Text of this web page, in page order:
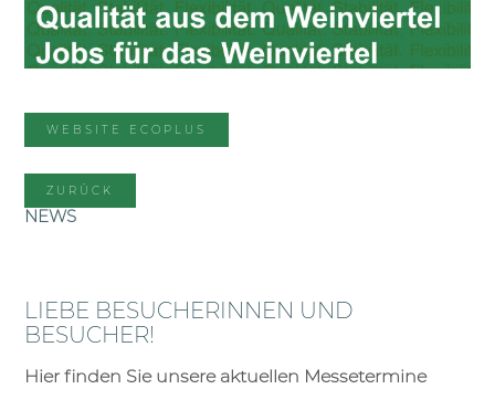
WEBSITE ECOPLUS
ZURÜCK
NEWS
LIEBE BESUCHERINNEN UND
BESUCHER!
Hier finden Sie unsere aktuellen Messetermine